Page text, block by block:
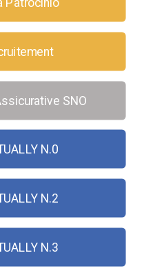
SNO
N.0
N.2
N.3